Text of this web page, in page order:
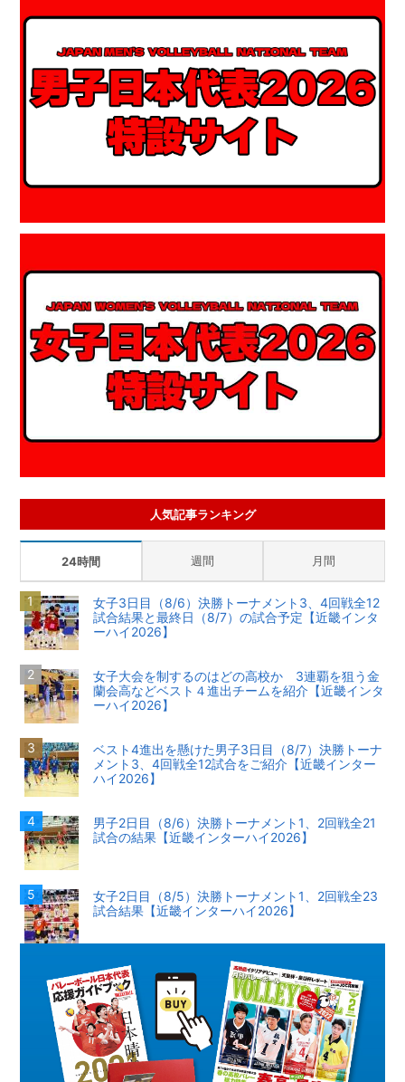
人気記事ランキング
24時間 週間 月間
女子3日目（8/6）決勝トーナメント3、4回戦全12
試合結果と最終日（8/7）の試合予定【近畿インタ
ーハイ2026】
女子大会を制するのはどの高校か 3連覇を狙う金
蘭会高などベスト４進出チームを紹介【近畿インタ
ーハイ2026】
ベスト4進出を懸けた男子3日目（8/7）決勝トーナ
メント3、4回戦全12試合をご紹介【近畿インター
ハイ2026】
男子2日目（8/6）決勝トーナメント1、2回戦全21
試合の結果【近畿インターハイ2026】
女子2日目（8/5）決勝トーナメント1、2回戦全23
試合結果【近畿インターハイ2026】